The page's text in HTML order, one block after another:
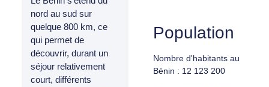
nord au sud sur
quelque 800 km, ce
qui permet de
découvrir, durant un
séjour relativement
court, différents
Population
Nombre d'habitants au
Bénin : 12 123 200